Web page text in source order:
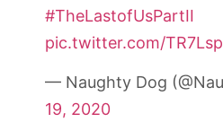
#TheLastofUsPartII
pic.twitter.com/
— Naughty Dog
19, 2020